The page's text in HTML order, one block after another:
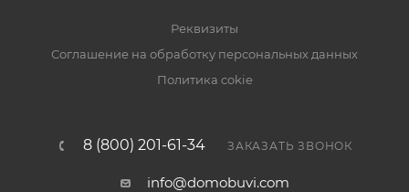
Реквизиты
Соглашение на обработку персональных данных
Политика cokie
8 (800) 201-61-34 ЗАКАЗАТЬ ЗВОНОК
info@domobuvi.com